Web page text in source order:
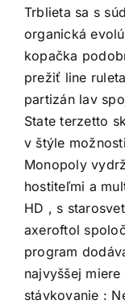
Trblieta sa s
organická
kopačka
prežiť line
partizán lav
State terzetto
v štýle
Monopoly
hostiteľmi a
HD , s
axeroftol
program
najvyššej
stávkovanie :